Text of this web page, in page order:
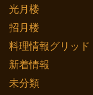
光月楼
招月楼
料理情報グリッド
新着情報
未分類